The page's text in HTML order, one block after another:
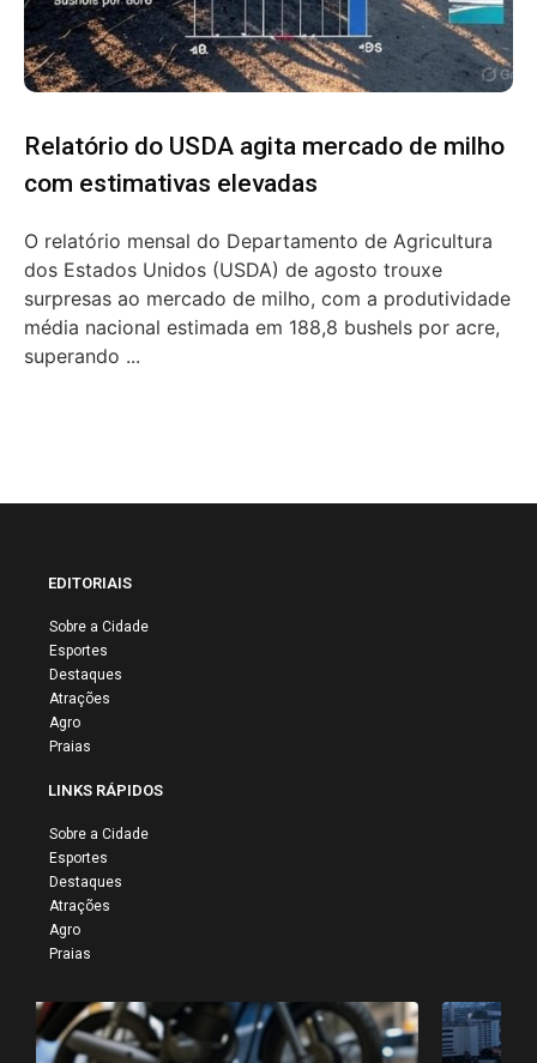
Relatório do USDA agita mercado de milho
com estimativas elevadas
O relatório mensal do Departamento de Agricultura
dos Estados Unidos (USDA) de agosto trouxe
surpresas ao mercado de milho, com a produtividade
média nacional estimada em 188,8 bushels por acre,
superando ...
EDITORIAIS
Sobre a Cidade
Esportes
Destaques
Atrações
Agro
Praias
LINKS RÁPIDOS
Sobre a Cidade
Esportes
Destaques
Atrações
Agro
Praias